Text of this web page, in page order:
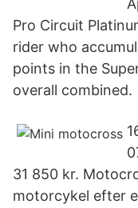
Pro Circuit
rider who
points in the
overall combined.
31 850 kr.
motorcykel efter